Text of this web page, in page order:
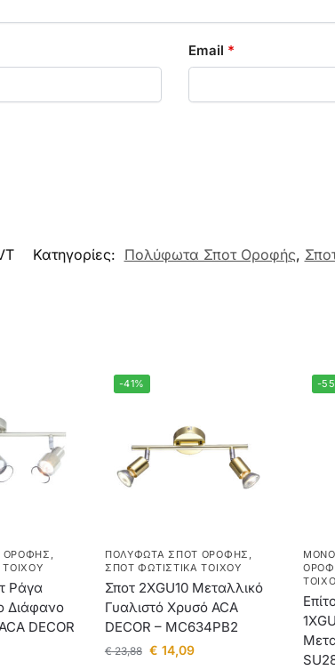
Email *
Κατηγορίες: Πολύφωτα Σποτ Οροφής,
ΟΡΟΦΉΣ
Ράγα
Διάφανο
DECOR
-41%
ΠΟΛΎΦΩΤΑ ΣΠΟΤ ΟΡΟΦΉΣ
ΣΠΟΤ ΦΩΤΙΣΤΙΚΆ ΤΟΊΧΟΥ
Σποτ 2ΧGU10 Μεταλλικό
Γυαλιστό Χρυσό ACA
DECOR – MC634PB2
€23,88 € 14,09
-